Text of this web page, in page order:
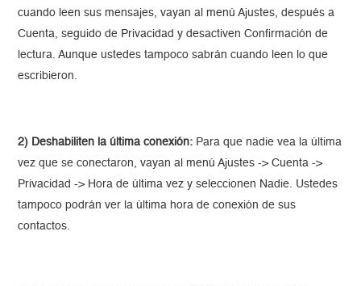
cuando leen sus mensajes, vayan al menú Ajustes, después a
Cuenta, seguido de Privacidad y desactiven Confirmación de
lectura. Aunque ustedes tampoco sabrán cuando leen lo que
escribieron.
2) Deshabiliten la última conexión: Para que nadie vea la última
vez que se conectaron, vayan al menú Ajustes -> Cuenta ->
Privacidad -> Hora de última vez y seleccionen Nadie. Ustedes
tampoco podrán ver la última hora de conexión de sus
contactos.